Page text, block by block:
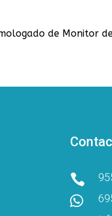
de Monitor

